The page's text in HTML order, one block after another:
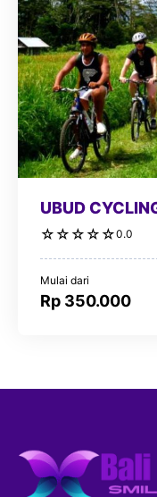
UBUD
☆ ☆ ☆ ☆ ☆0.0
Mulai dari
Rp 350.000